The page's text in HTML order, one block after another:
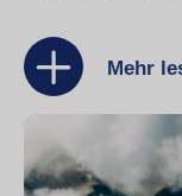
Mehr